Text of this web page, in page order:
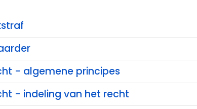
- algemene principes
- indeling van het recht